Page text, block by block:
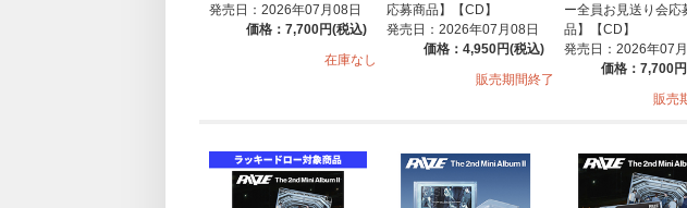
発売日：2026年07月08日
価格：7,700円(税込)
在庫なし
応募商品】【CD】
発売日：2026年07月08日
価格：4,950円(税込)
販売期間終了
ー全員お見送り会応
品】【CD】
発売日：2026年07
価格：7,700
販売